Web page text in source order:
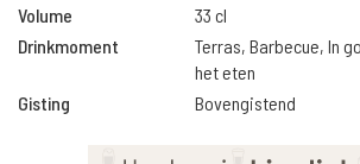
Volume
33 cl
Drinkmoment
Terras, Barbecue, In
het eten
Gisting
Bovengistend